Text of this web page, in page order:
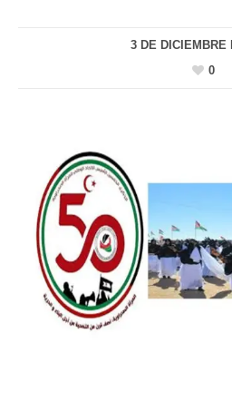
3 DE DICIEMBRE
0